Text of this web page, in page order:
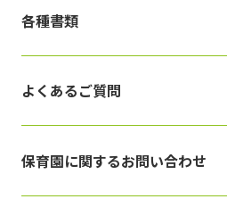
各種書類
よくあるご質問
保育園に関するお問い合わせ